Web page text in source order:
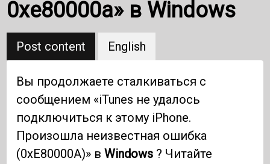
0xe80000a» в Windows
Post content English
Вы продолжаете сталкиваться с
сообщением «iTunes не удалось
подключиться к этому iPhone.
Произошла неизвестная ошибка
(0xE80000A)» вWindows ? Читайте